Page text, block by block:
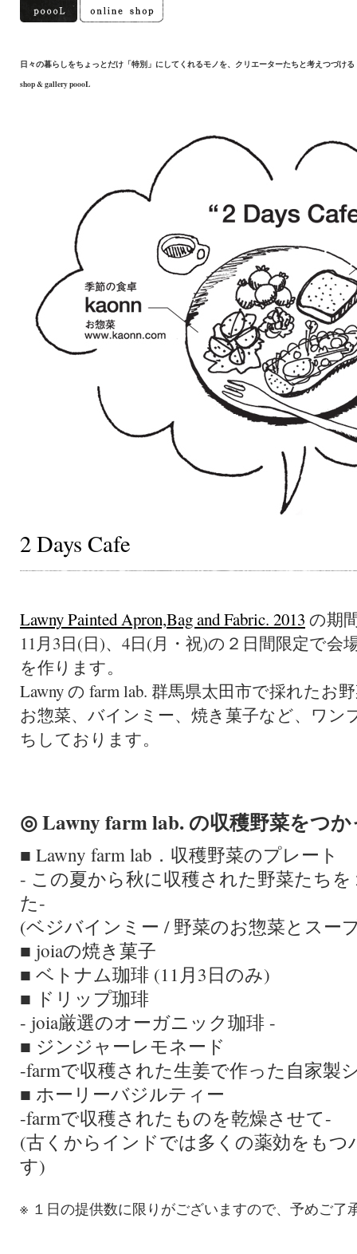
日々の暮らしをちょっとだけ「特別」にしてくれるモノを、クリエーターたちと考えつづける
shop & gallery poooL
2 Days Cafe
Lawny Painted Apron,Bag and Fabric. 2013 の期
11月3日(日)、4日(月・祝)の２日間限定で会
を作ります。
Lawny の farm lab. 群馬県太田市で採れたお
お惣菜、バインミー、焼き菓子など、ワン
ちしております。
◎ Lawny farm lab. の収穫野菜をつ
■ Lawny farm lab．収穫野菜のプレート
- この夏から秋に収穫された野菜たち
た-
(ベジバインミー / 野菜のお惣菜とスー
■ joiaの焼き菓子
■ ベトナム珈琲 (11月3日のみ)
■ ドリップ珈琲
- joia厳選のオーガニック珈琲 -
■ ジンジャーレモネード
-farmで収穫された生姜で作った自家製
■ ホーリーバジルティー
-farmで収穫されたものを乾燥させて-
(古くからインドでは多くの薬効をも
す)
※ １日の提供数に限りがございますので、予めご了